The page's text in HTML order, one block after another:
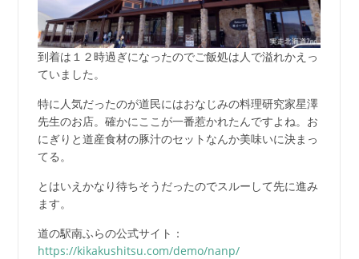
到着は１２時過ぎになったのでご飯処は人で溢れかえっ
ていました。
特に人気だったのが道民にはおなじみの料理研究家星澤
先生のお店。確かにここが一番惹かれたんですよね。お
にぎりと道産食材の豚汁のセットなんか美味いに決まっ
てる。
とはいえかなり待ちそうだったのでスルーして先に進み
ます。
道の駅南ふらの公式サイト：
https://kikakushitsu.com/demo/nanp/